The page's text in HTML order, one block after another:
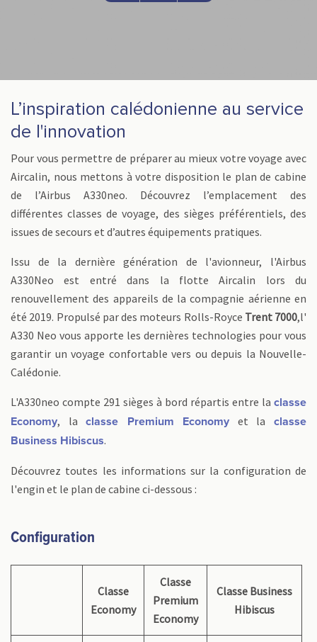
L’inspiration calédonienne au service
de l'innovation
Pour vous permettre de préparer au mieux votre voyage avec
Aircalin, nous mettons à votre disposition le plan de cabine
de l’Airbus A330neo. Découvrez l’emplacement des
différentes classes de voyage, des sièges préférentiels, des
issues de secours et d’autres équipements pratiques.
Issu de la dernière génération de l'avionneur, l'Airbus
A330Neo est entré dans la flotte Aircalin lors du
renouvellement des appareils de la compagnie aérienne en
été 2019. Propulsé par des moteurs Rolls-Royce Trent 7000,l'
A330 Neo vous apporte les dernières technologies pour vous
garantir un voyage confortable vers ou depuis la Nouvelle-
Calédonie.
L'A330neo compte 291 sièges à bord répartis entre la classe
Economy, laclasse Premium Economy et laclasse
Business Hibiscus.
Découvrez toutes les informations sur la configuration de
l'engin et le plan de cabine ci-dessous :
Configuration
Classe
Economy
Classe
Premium
Economy
Classe Business
Hibiscus